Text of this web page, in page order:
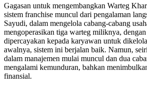
Gagasan untuk mengembangkan Warteg
sistem franchise muncul dari pengalaman
Sayudi, dalam mengelola cabang-cabang
mengoperasikan tiga warteg miliknya,
dipercayakan kepada karyawan untuk
awalnya, sistem ini berjalan baik. Namun,
dalam manajemen mulai muncul dan dua
mengalami kemunduran, bahkan
finansial.